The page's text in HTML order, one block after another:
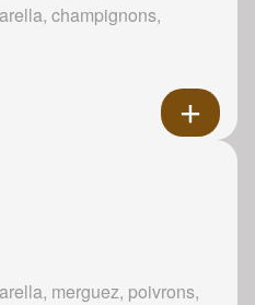
champignons,
merguez, poivrons,